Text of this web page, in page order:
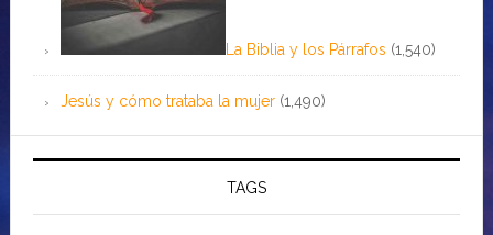
La Biblia y los Párrafos (1,540)
Jesús y cómo trataba la mujer (1,490)
TAGS